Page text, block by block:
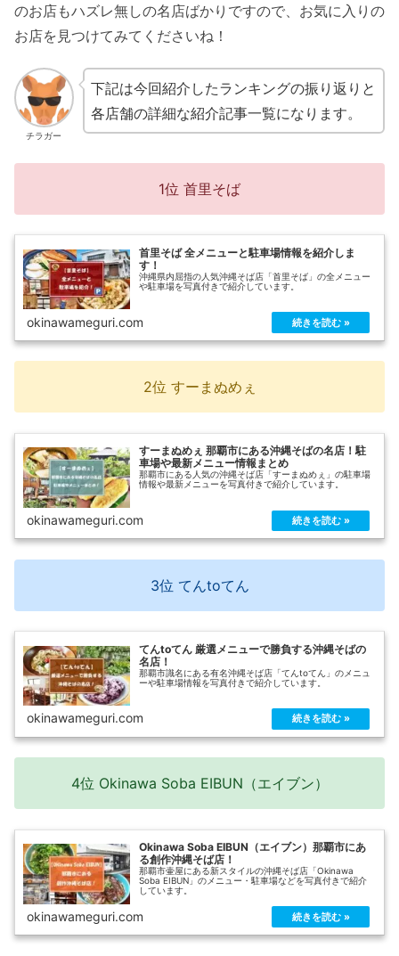
のお店もハズレ無しの名店ばかりですので、お気に入りの
お店を見つけてみてくださいね！
チラガー
下記は今回紹介したランキングの振り返りと
各店舗の詳細な紹介記事一覧になります。
1位 首里そば
首里そば 全メニューと駐車場情報を紹介しま
す！
沖縄県内屈指の人気沖縄そば店「首里そば」の全メニュー
や駐車場を写真付きで紹介しています。
okinawameguri.com
2位 すーまぬめぇ
すーまぬめぇ 那覇市にある沖縄そばの名店！駐
車場や最新メニュー情報まとめ
那覇市にある人気の沖縄そば店「すーまぬめぇ」の駐車場
情報や最新メニューを写真付きで紹介しています。
okinawameguri.com
3位 てんtoてん
てんtoてん 厳選メニューで勝負する沖縄そばの
名店！
那覇市識名にある有名沖縄そば店「てんtoてん」のメニュ
ーや駐車場情報を写真付きで紹介しています。
okinawameguri.com
4位 Okinawa Soba EIBUN（エイブン）
Okinawa Soba EIBUN（エイブン）那覇市にあ
る創作沖縄そば店！
那覇市壷屋にある新スタイルの沖縄そば店「Okinawa
Soba EIBUN」のメニュー・駐車場などを写真付きで紹介
しています。
okinawameguri.com